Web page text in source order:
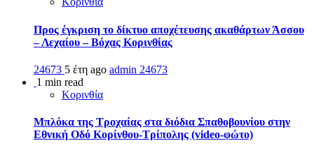
Προς έγκριση το δίκτυο αποχέτευσης ακαθάρτων Άσσου
– Λεχαίου – Βόχας Κορινθίας
24673 5 έτη ago admin 24673
1 min read
Κορινθία
Μπλόκα της Τροχαίας στα διόδια Σπαθοβουνίου στην
Εθνική Οδό Κορίνθου-Τρίπολης (video-φώτο)